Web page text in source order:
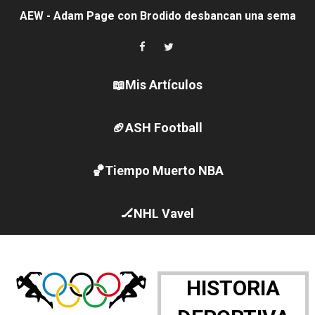
Tour de Francia femenino 2026 - Etapa 5
Women's Pro Baseball League 2026
Campeonato de Europa en aguas abiertas 2026
Canadá Open 2026
Mundial de MotoGP 2026 - GP Gran Bretaña
Canadian Elite Basketball League
Canadian Football League 2026 - Week 10
EFA y AFLE 2026 - Regular season
📖Mis Artículos
🏈ASH Football
🏀Tiempo Muerto NBA
🏒NHL Vavel
HISTORIA